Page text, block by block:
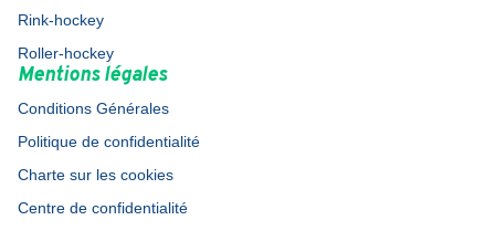
Rink-hockey
Roller-hockey
Mentions légales
Conditions Générales
Politique de confidentialité
Charte sur les cookies
Centre de confidentialité